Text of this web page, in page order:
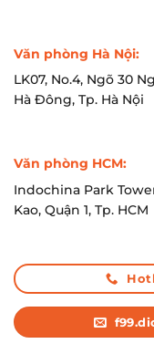
Văn phòng Hà Nội:
LK07, No.4, Ngõ 30
Hà Đông, Tp. Hà Nội
Văn phòng HCM:
Indochina Park
Kao, Quận 1, Tp. HCM